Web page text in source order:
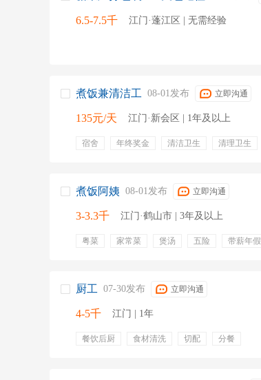
6.5-7.5千 江门·蓬江区 | 无需经验
煮饭兼清洁工 08-01发布 立即沟通
135元/天 江门·新会区 | 1年及以上
宿舍 年终奖金 清洁卫生 清理卫生
煮饭阿姨 08-01发布 立即沟通
3-3.3千 江门·鹤山市 | 3年及以上
粤菜 家常菜 煲汤 五险 带薪年假
厨工 07-30发布 立即沟通
4-5千 江门 | 1年
餐饮后厨 食材清洗 切配 分餐